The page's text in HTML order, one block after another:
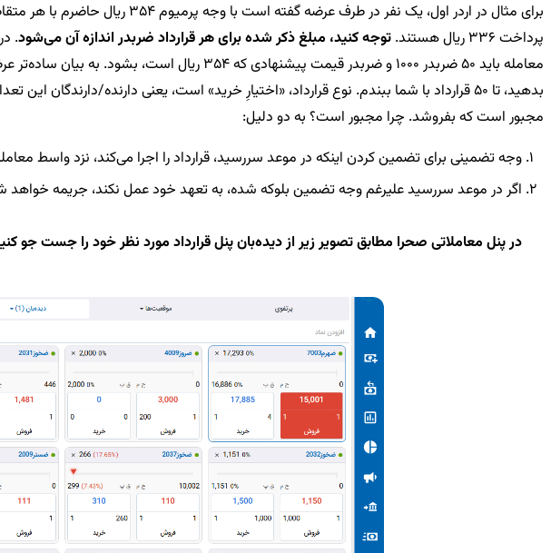
پرداخت 336 ریال هستند.
توجه کنید، مبلغ ذکر شده برای هر قرارداد ضربدر اندازه آن می‌شود
مجبور است که بفروشد. چرا مجبور است؟ به دو دلیل:
وجه تضمینی برای تضمین کردن اینکه در موعد سررسید، قرارداد را اجرا می‌کند، نزد واسط
اگر در موعد سررسید علیرغم وجه تضمین بلوکه شده، به تعهد خود عمل نکند، جریمه خواهد
در پنل معاملاتی صحرا مطابق تصویر زیر از دیده‌بان پنل قرارداد مورد نظر خود را جست